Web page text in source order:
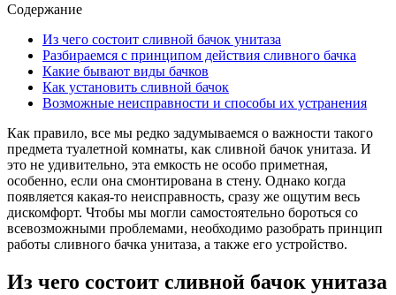
Содержание
Из чего состоит сливной бачок унитаза
Разбираемся с принципом действия сливного бачка
Какие бывают виды бачков
Как установить сливной бачок
Возможные неисправности и способы их устранения
Как правило, все мы редко задумываемся о важности такого
предмета туалетной комнаты, как сливной бачок унитаза. И
это не удивительно, эта емкость не особо приметная,
особенно, если она смонтирована в стену. Однако когда
появляется какая-то неисправность, сразу же ощутим весь
дискомфорт. Чтобы мы могли самостоятельно бороться со
всевозможными проблемами, необходимо разобрать принцип
работы сливного бачка унитаза, а также его устройство.
Из чего состоит сливной бачок унитаза